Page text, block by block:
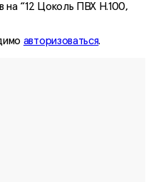
на “12 Цоколь ПВХ H.100,
авторизоваться.